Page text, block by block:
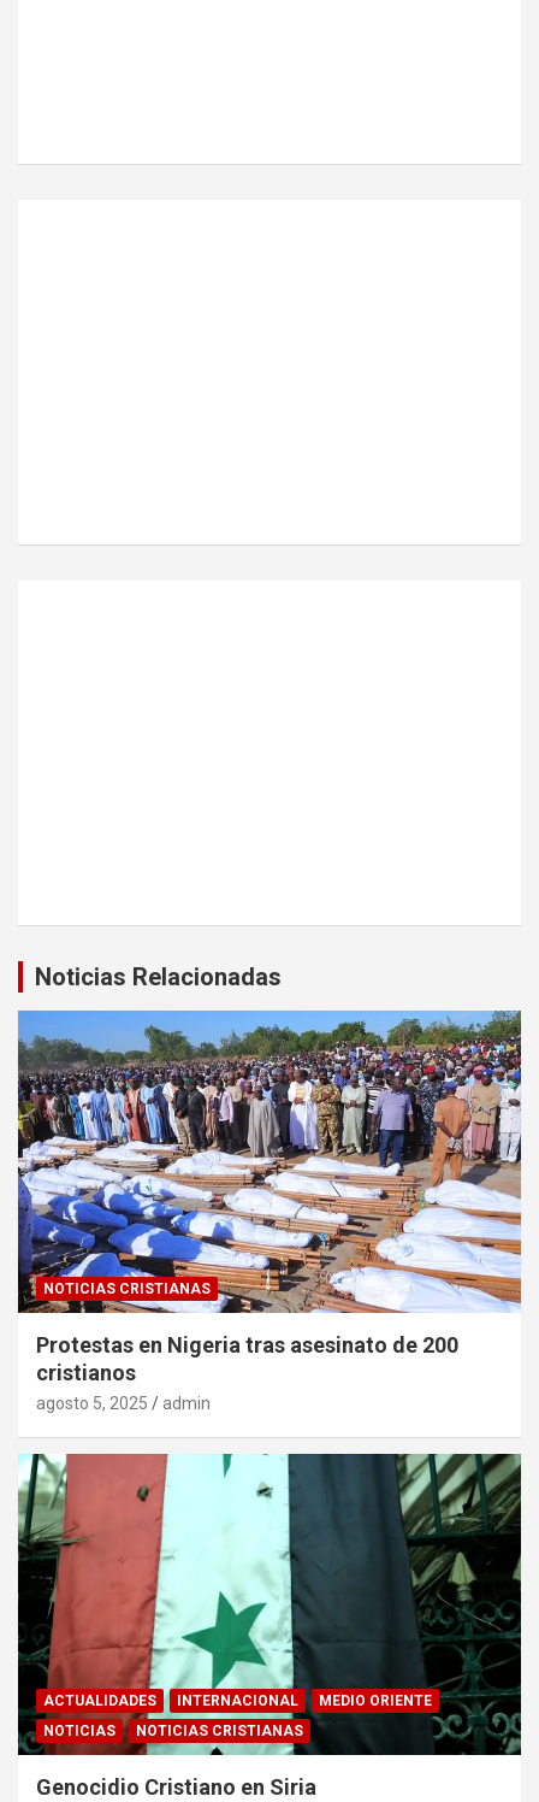
Noticias Relacionadas
NOTICIAS CRISTIANAS
Protestas en Nigeria tras asesinato de 200
cristianos
agosto 5, 2025 admin
ACTUALIDADES INTERNACIONAL
MEDIO ORIENTE
NOTICIAS
NOTICIAS CRISTIANAS
Genocidio Cristiano en Siria